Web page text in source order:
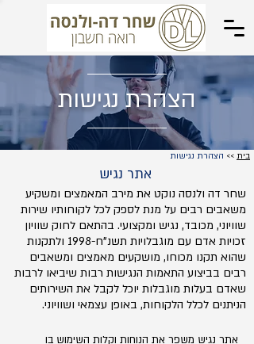
הצהרת נגישות
בית >> הצהרת נגישות
אתר נגיש
שחר דה ולנסה נוקט את מירב המאמצים ומשקיע
משאבים רבים על מנת לספק לכל לקוחותיו שירות
שוויוני, מכובד, נגיש ומקצועי. בהתאם לחוק שוויון
זכויות אדם עם מוגבלויות תשנ”ח-1998 ולתקנות
שהוא תקנו מכוחו, מושקעים מאמצים ומשאבים
רבים בביצוע התאמות הנגישות רבות שיביאו לרבות
שאדם בעלות מוגבלות יוכל לקבל את השירותים
הניתנים לכלל הלקוחות, באופן עצמאי ושוויוני.
אתר נגיש משפר את הנוחות וקלות השימוש בו